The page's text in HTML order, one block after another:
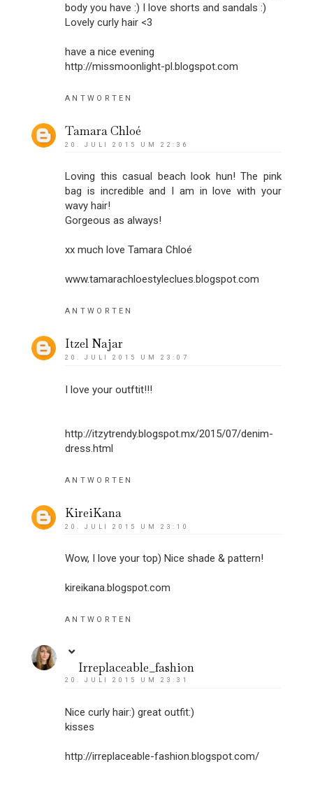
body you have :) I love shorts and sandals :)
Lovely curly hair <3
have a nice evening
http://missmoonlight-pl.blogspot.com
ANTWORTEN
Tamara Chloé
20. JULI 2015 UM 22:36
Loving this casual beach look hun! The pink
bag is incredible and I am in love with your
wavy hair!
Gorgeous as always!
xx much love Tamara Chloé
www.tamarachloestyleclues.blogspot.com
ANTWORTEN
Itzel Najar
20. JULI 2015 UM 23:07
I love your outftit!!!
http://itzytrendy.blogspot.mx/2015/07/denim-
dress.html
ANTWORTEN
KireiKana
20. JULI 2015 UM 23:10
Wow, I love your top) Nice shade & pattern!
kireikana.blogspot.com
ANTWORTEN
Irreplaceable_fashion
20. JULI 2015 UM 23:31
Nice curly hair:) great outfit:)
kisses
http://irreplaceable-fashion.blogspot.com/